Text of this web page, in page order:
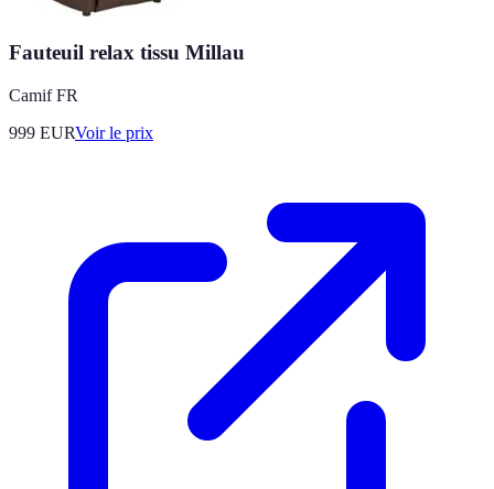
Fauteuil relax tissu Millau
Camif FR
999 EURVoir le prix